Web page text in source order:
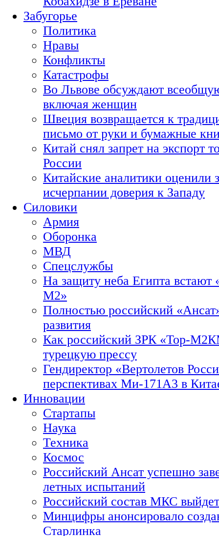
Забугорье
Политика
Нравы
Конфликты
Катастрофы
Во Львове обсуждают
включая женщин
Швеция возвращается к
письмо от руки и бумажные
Китай снял запрет на экспорт
России
Китайские аналитики оценили
исчерпании доверия к Западу
Силовики
Армия
Оборонка
МВД
Спецслужбы
На защиту неба Египта встают
М2»
Полностью российский
развития
Как российский ЗРК «Тор-
турецкую прессу
Гендиректор «Вертолетов
перспективах Ми-171А3 в
Инновации
Стартапы
Наука
Техника
Космос
Российский Ансат успешно
летных испытаний
Российский состав МКС
Минцифры анонсировало
Старлинка